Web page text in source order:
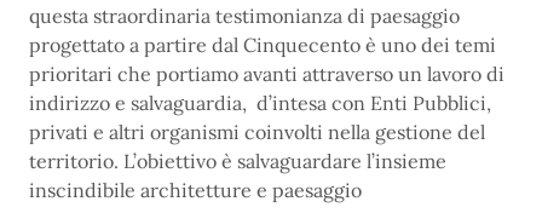
questa straordinaria testimonianza di paesaggio
progettato a partire dal Cinquecento è uno dei temi
prioritari che portiamo avanti attraverso un lavoro di
indirizzo e salvaguardia, d’intesa con Enti Pubblici,
privati e altri organismi coinvolti nella gestione del
territorio. L’obiettivo è salvaguardare l’insieme
inscindibile architetture e paesaggio